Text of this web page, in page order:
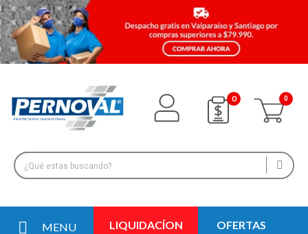
0
MENU LIQUIDACÍON OFERTAS